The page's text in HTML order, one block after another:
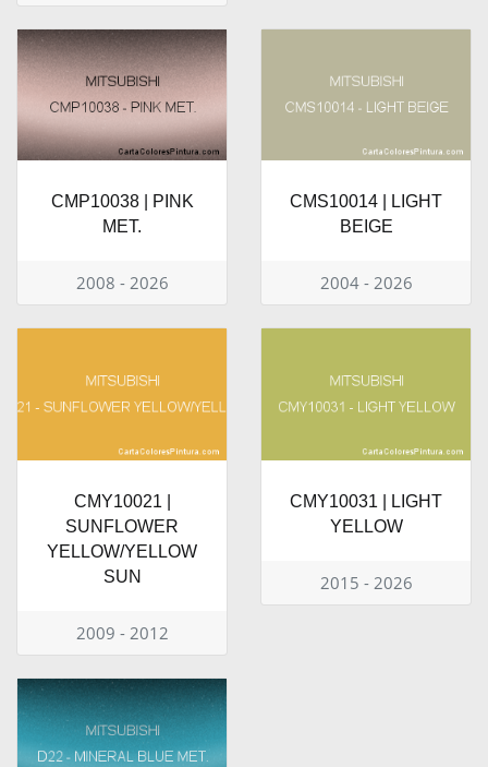
CMP10038 | PINK
MET.
2008 - 2026
CMS10014 | LIGHT
BEIGE
2004 - 2026
CMY10021 |
SUNFLOWER
YELLOW/YELLOW
SUN
2009 - 2012
CMY10031 | LIGHT
YELLOW
2015 - 2026